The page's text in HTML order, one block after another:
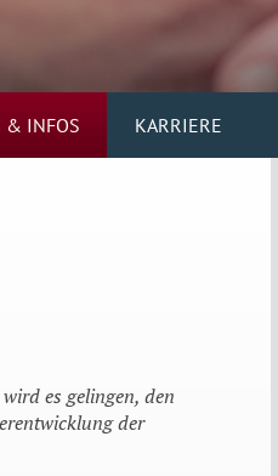
& INFOS KARRIERE
es gelingen, den
der